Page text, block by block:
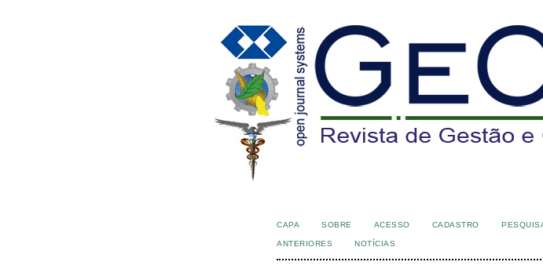
CAPA SOBRE ACESSO CADASTRO
ANTERIORES NOTÍCIAS